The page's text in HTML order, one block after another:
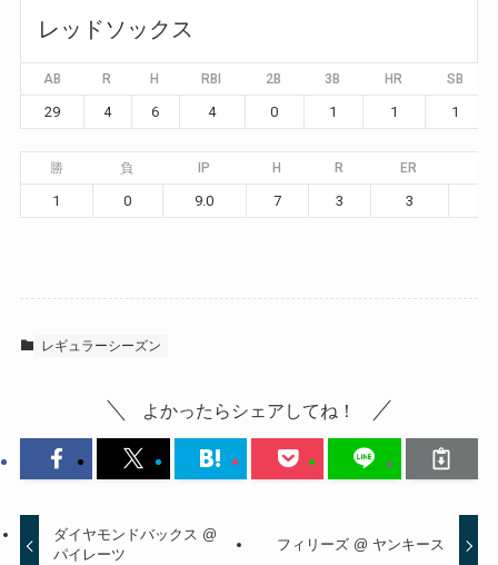
レッドソックス
AB R H RBI 2B 3B HR SB
29 4 6 4 0 1 1 1
勝 負 IP H R ER
1 0 9.0 7 3 3
レギュラーシーズン
よかったらシェアしてね！
ダイヤモンドバックス @
パイレーツ
フィリーズ @ ヤンキース